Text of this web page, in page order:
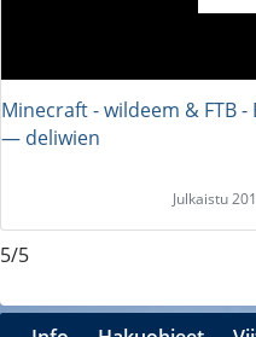
Minecraft - wildeem & FTB -
― deliwien
Julkaistu
5/5